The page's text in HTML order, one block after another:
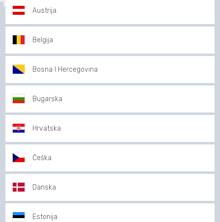
Austrija
Belgija
Bosna I Hercegovina
Bugarska
Hrvatska
Češka
Danska
Estonija